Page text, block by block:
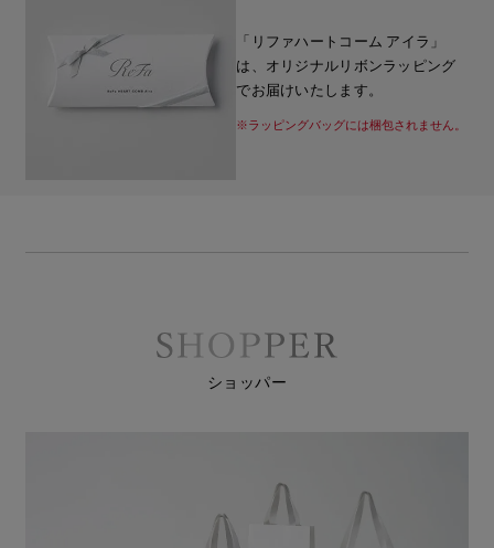
「リファハートコーム アイラ」
は、オリジナルリボンラッピング
でお届けいたします。
※ラッピングバッグには梱包されません。
ショッパー